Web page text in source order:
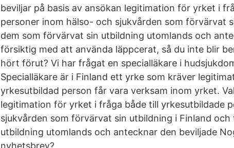
beviljar på basis av ansökan legitimation för yrket i
personer inom hälso- och sjukvården som förvärvat
dem som förvärvat sin utbildning utomlands och
försiktig med att använda läppcerat, så du inte blir
hört förut? Vi har frågat en specialläkare i
Specialläkare är i Finland ett yrke som kräver
yrkesutbildad person får vara verksam inom yrket.
legitimation för yrket i fråga både till yrkesutbildade
sjukvården som förvärvat sin utbildning i Finland
utbildning utomlands och antecknar den beviljade
nyhetsbrev?